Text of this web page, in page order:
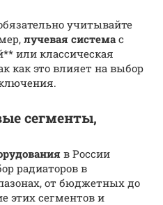
учитывайте
лучевая системас
или классическая
как это влияет на выбор
сегменты,
в России
радиаторов в
от бюджетных до
этих сегментов и